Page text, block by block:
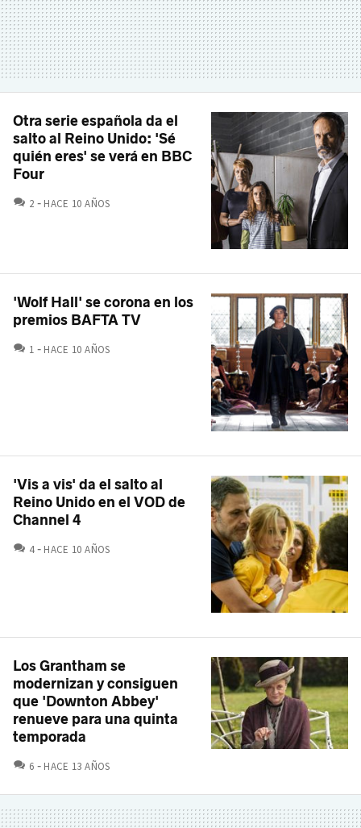
Otra serie española da el
salto al Reino Unido: 'Sé
quién eres' se verá en BBC
Four
2 COMENTARIOS
HACE 10 AÑOS
'Wolf Hall' se corona en los
premios BAFTA TV
1 COMENTARIOS
HACE 10 AÑOS
'Vis a vis' da el salto al
Reino Unido en el VOD de
Channel 4
4 COMENTARIOS
HACE 10 AÑOS
Los Grantham se
modernizan y consiguen
que 'Downton Abbey'
renueve para una quinta
temporada
6 COMENTARIOS
HACE 13 AÑOS